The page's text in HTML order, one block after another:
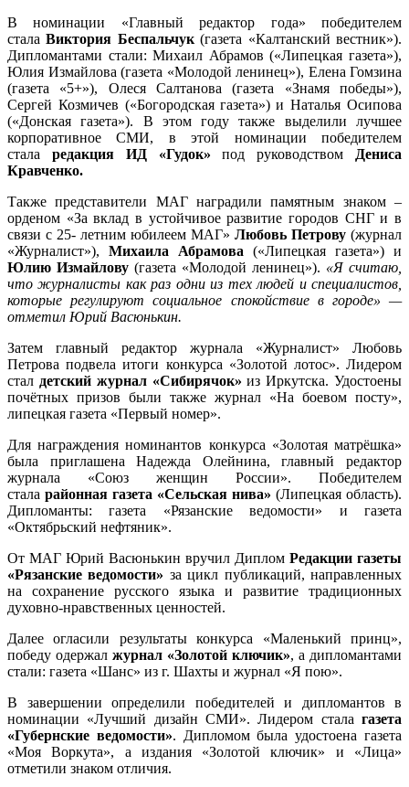
В номинации «Главный редактор года» победителем
сталаВиктория Беспальчук(газета «Калтанский вестник»).
Дипломантами стали: Михаил Абрамов («Липецкая газета»),
Юлия Измайлова (газета «Молодой ленинец»), Елена Гомзина
(газета «5+»), Олеся Салтанова (газета «Знамя победы»),
Сергей Козмичев («Богородская газета») и Наталья Осипова
(«Донская газета»). В этом году также выделили лучшее
корпоративное СМИ, в этой номинации победителем
стала редакция ИД «Гудок» под руководством
Дениса
Кравченко.
Также представители МАГ наградили памятным знаком –
орденом «За вклад в устойчивое развитие городов СНГ и в
связи с 25- летним юбилеем МАГ» Любовь Петрову (журнал
«Журналист»), Михаила Абрамова («Липецкая газета») и
Юлию Измайлову (газета «Молодой ленинец»). «Я считаю,
что журналисты как раз одни из тех людей и специалистов,
которые регулируют социальное спокойствие в городе» —
отметил Юрий Васюнькин.
Затем главный редактор журнала «Журналист» Любовь
Петрова подвела итоги конкурса «Золотой лотос». Лидером
стал детский журнал «Сибирячок» из Иркутска. Удостоены
почётных призов были также журнал «На боевом посту»,
липецкая газета «Первый номер».
Для награждения номинантов конкурса «Золотая матрëшка»
была приглашена Надежда Олейнина, главный редактор
журнала «Союз женщин России». Победителем
стала районная газета «Сельская нива» (Липецкая область).
Дипломанты: газета «Рязанские ведомости» и газета
«Октябрьский нефтяник».
От МАГ Юрий Васюнькин вручил Диплом Редакции газеты
«Рязанские ведомости» за цикл публикаций, направленных
на сохранение русского языка и развитие традиционных
духовно-нравственных ценностей.
Далее огласили результаты конкурса «Маленький принц»,
победу одержал журнал «Золотой ключик», а дипломантами
стали: газета «Шанс» из г. Шахты и журнал «Я пою».
В завершении определили победителей и дипломантов в
номинации «Лучший дизайн СМИ». Лидером стала газета
«Губернские ведомости». Дипломом была удостоена газета
«Моя Воркута», а издания «Золотой ключик» и «Лица»
отметили знаком отличия.